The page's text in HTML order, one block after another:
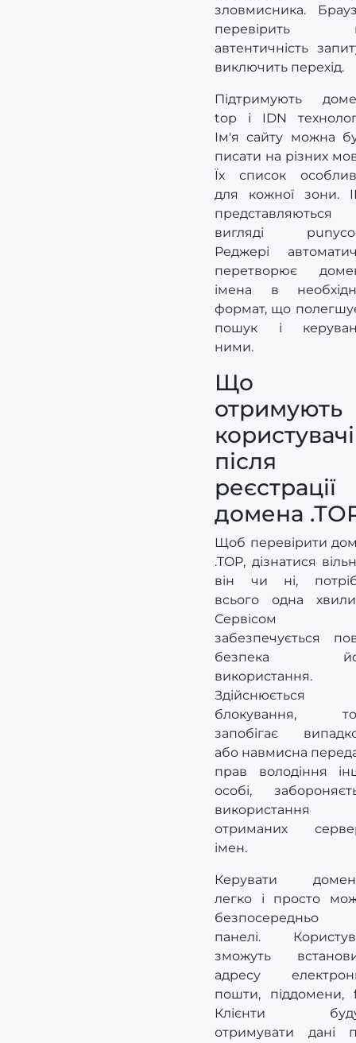
зловмисника.
перевірить
автентичність
виключить перехід.
Підтримують
top і IDN
Ім'я сайту можна
писати на різних
Їх список
для кожної зони.
вигляді
Реджері
перетворює
імена в
формат, що
пошук і
ними.
Що
отримують
користувачі
після
реєстрації
домена
Щоб перевірити
.TOP, дізнатися
він чи ні,
всього одна
Сервісом
забезпечується
безпека
використання.
Здійснюється
блокування,
запобігає
або навмисна
прав володіння
особі,
використання
отриманих
імен.
Керувати
легко і просто
панелі.
зможуть
адресу
пошти, піддомени,
Клієнти
отримувати дані